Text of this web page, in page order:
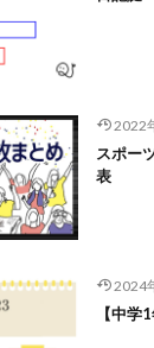
2022
スポー
表
2024
【中学